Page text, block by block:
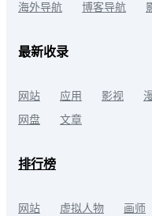
海外导航
博客导航
最新收录
网站 应用 影视
网盘
文章
排行榜
网站 虚拟人物 画师